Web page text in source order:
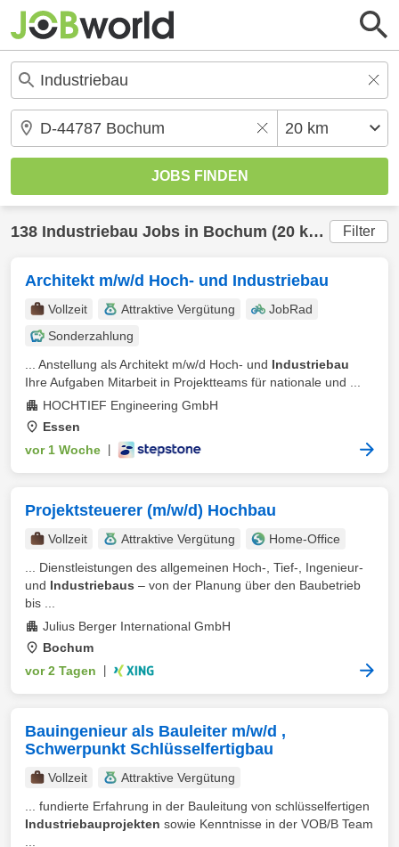
138 Industriebau Jobs in Bochum (20 km) gefunden Filter
Architekt m/w/d Hoch- und Industriebau
Vollzeit Attraktive Vergütung
JobRad
Sonderzahlung
... Anstellung als Architekt m/w/d Hoch- und Industriebau
Ihre Aufgaben Mitarbeit in Projektteams für nationale und ...
HOCHTIEF Engineering GmbH
Essen
vor 1 Woche
Projektsteuerer (m/w/d) Hochbau
Vollzeit Attraktive Vergütung
Home-Office
... Dienstleistungen des allgemeinen Hoch-, Tief-, Ingenieur-
und Industriebaus – von der Planung über den Baubetrieb
bis ...
Julius Berger International GmbH
Bochum
vor 2 Tagen
Bauingenieur als Bauleiter m/w/d ,
Schwerpunkt Schlüsselfertigbau
Vollzeit
Attraktive Vergütung
... fundierte Erfahrung in der Bauleitung von schlüsselfertigen
Industriebauprojekten sowie Kenntnisse in der VOB/B Team